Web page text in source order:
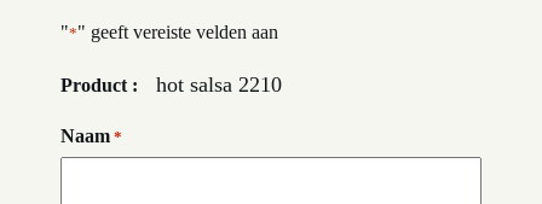
"*" geeft vereiste velden aan
Product : hot salsa 2210
Naam *